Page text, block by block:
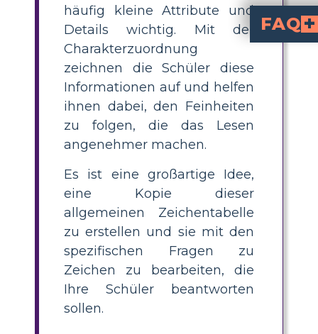
häufig kleine Attribute und
Details wichtig. Mit der
Charakterzuordnung
zeichnen die Schüler diese
Informationen auf und helfen
ihnen dabei, den Feinheiten
zu folgen, die das Lesen
angenehmer machen.
Es ist eine großartige Idee,
eine Kopie dieser
allgemeinen Zeichentabelle
zu erstellen und sie mit den
spezifischen Fragen zu
Zeichen zu bearbeiten, die
Ihre Schüler beantworten
sollen.
FAQ